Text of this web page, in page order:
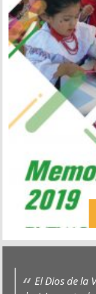
El Dios de la